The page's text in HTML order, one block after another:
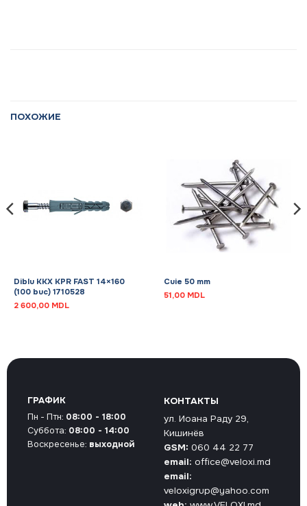
ПОХОЖИЕ
Diblu KKX KPR FAST 14×160
(100 buc) 1710528
2 600,00 MDL
Cuie 50 mm
51,00 MDL
КОНТАКТЫ
ул. Иоана Раду 29,
Кишинёв
GSM: 060 44 22 77
email: office@veloxi.md
email:
veloxigrup@yahoo.com
ГРАФИК
Пн - Птн: 08:00 - 18:00
Суббота: 08:00 - 14:00
Воскресенье: выходной